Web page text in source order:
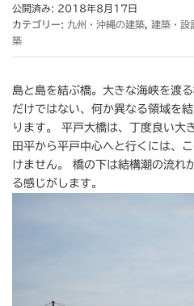
公開済み: 2018年8月17日
カテゴリー: 九州・沖縄の建築 建築・設
築
島と島を結ぶ橋。大きな海峡を渡
だけではない、何か異なる領域を
ります。 平戸大橋は、丁度良い大
田平から平戸中心へと行くには、
けません。 橋の下は結構潮の流れ
る感じがします。